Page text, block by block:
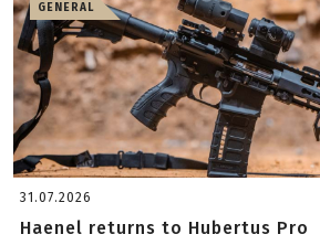
GENERAL
31.07.2026
Haenel returns to Hubertus Pro